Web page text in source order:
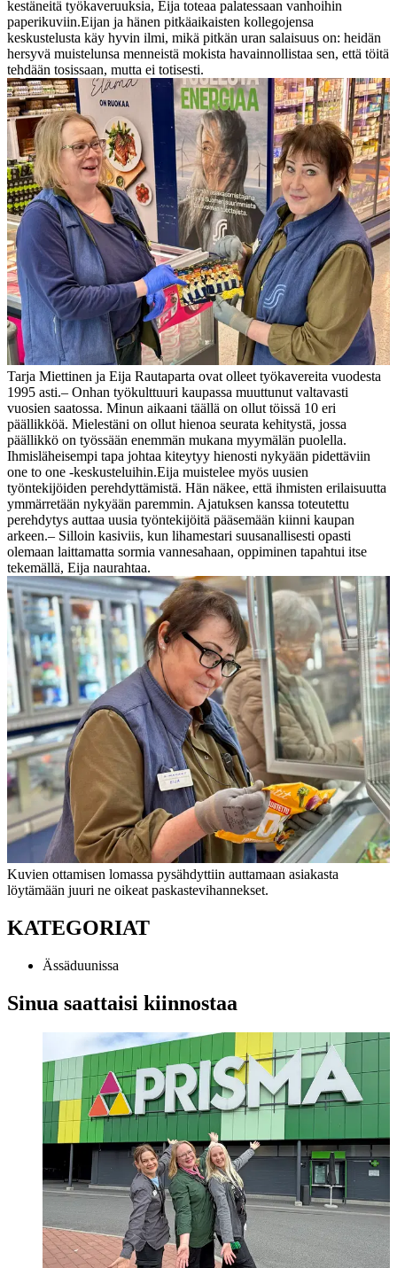
kestäneitä työkaveruuksia, Eija toteaa palatessaan vanhoihin
paperikuviin.Eijan ja hänen pitkäaikaisten kollegojensa
keskustelusta käy hyvin ilmi, mikä pitkän uran salaisuus on: heidän
hersyvä muistelunsa menneistä mokista havainnollistaa sen, että töitä
tehdään tosissaan, mutta ei totisesti.
Tarja Miettinen ja Eija Rautaparta ovat olleet työkavereita vuodesta
1995 asti.– Onhan työkulttuuri kaupassa muuttunut valtavasti
vuosien saatossa. Minun aikaani täällä on ollut töissä 10 eri
päällikköä. Mielestäni on ollut hienoa seurata kehitystä, jossa
päällikkö on työssään enemmän mukana myymälän puolella.
Ihmisläheisempi tapa johtaa kiteytyy hienosti nykyään pidettäviin
one to one -keskusteluihin.Eija muistelee myös uusien
työntekijöiden perehdyttämistä. Hän näkee, että ihmisten erilaisuutta
ymmärretään nykyään paremmin. Ajatuksen kanssa toteutettu
perehdytys auttaa uusia työntekijöitä pääsemään kiinni kaupan
arkeen.– Silloin kasiviis, kun lihamestari suusanallisesti opasti
olemaan laittamatta sormia vannesahaan, oppiminen tapahtui itse
tekemällä, Eija naurahtaa.
Kuvien ottamisen lomassa pysähdyttiin auttamaan asiakasta
löytämään juuri ne oikeat paskastevihannekset.
KATEGORIAT
Ässäduunissa
Sinua saattaisi kiinnostaa